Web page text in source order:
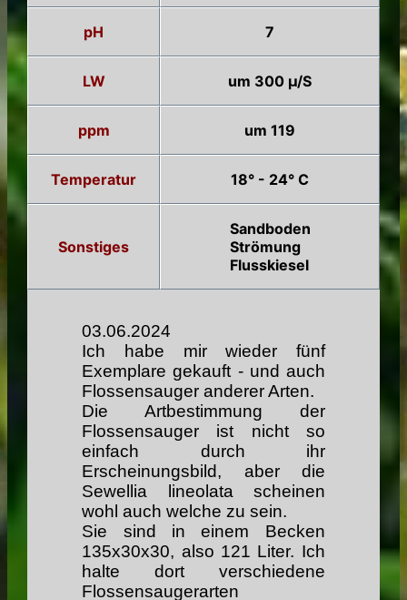
pH 7
LW um 300 µ/S
ppm um 119
Temperatur 18° - 24° C
Sonstiges
Sandboden
Strömung
Flusskiesel
03.06.2024
Ich habe mir wieder fünf
Exemplare gekauft - und auch
Flossensauger anderer Arten.
Die Artbestimmung der
Flossensauger ist nicht so
einfach durch ihr
Erscheinungsbild, aber die
Sewellia lineolata scheinen
wohl auch welche zu sein.
Sie sind in einem Becken
135x30x30, also 121 Liter. Ich
halte dort verschiedene
Flossensaugerarten